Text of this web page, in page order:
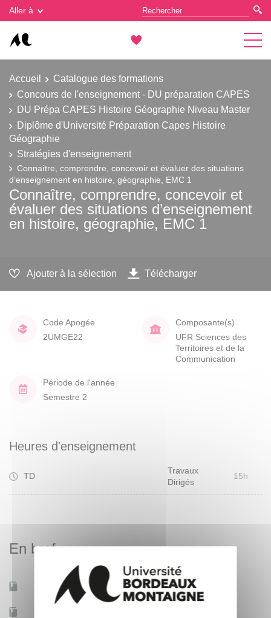
Aller à
Accueil
Catalogue des formations
Concours de l'enseignement - DU préparation CAPES
DU Prépa CAPES Histoire Géographie Niveau Master
Diplôme d'Université Préparation Capes Histoire
Géographie
Stratégies d'enseignement
Connaître, comprendre, concevoir et évaluer des situations
d’enseignement en histoire, géographie, EMC 1
Connaître, comprendre, concevoir et
évaluer des situations d’enseignement
en histoire, géographie, EMC 1
Ajouter à la sélection Télécharger
Code Apogée
2UMGE22
Composante(s)
UFR Sciences des
Territoires et de la
Communication
Période de l'année
Semestre 2
Heures d'enseignement
TD
Travaux
Dirigés
15h
En bref
Mobilité d'études Non
Gestion des cookies